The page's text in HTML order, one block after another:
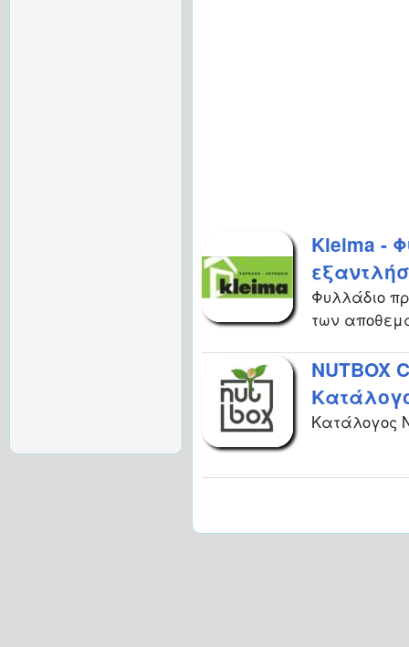
Kleima -
Φυλλάδιο
των
NUTBOX
Κατάλογος